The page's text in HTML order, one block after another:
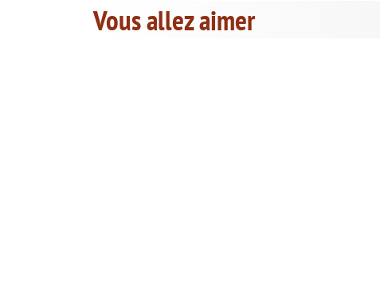
Vous allez aimer